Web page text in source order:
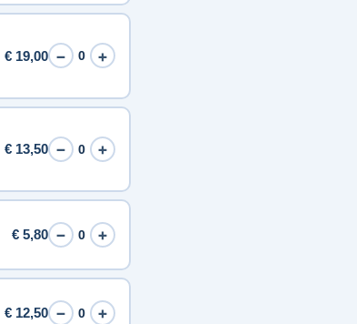
€ 19,00 − 0 +
€ 13,50 − 0 +
€ 5,80 − 0 +
€ 12,50 − 0 +